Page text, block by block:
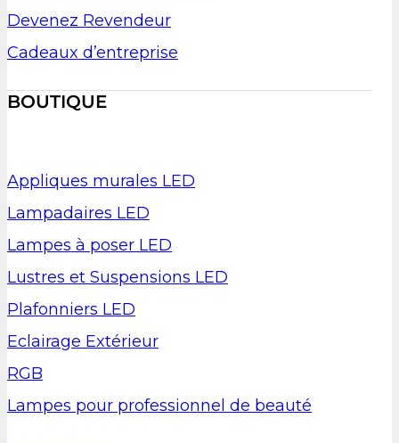
Devenez Revendeur
Cadeaux d’entreprise
BOUTIQUE
Appliques murales LED
Lampadaires LED
Lampes à poser LED
Lustres et Suspensions LED
Plafonniers LED
Eclairage Extérieur
RGB
Lampes pour professionnel de beauté